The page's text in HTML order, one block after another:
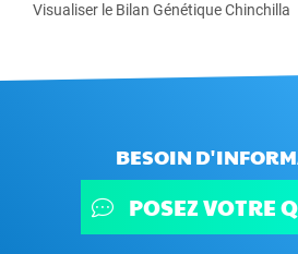
Visualiser le Bilan Génétique Chinchilla
BESOIN
POSEZ VOTRE